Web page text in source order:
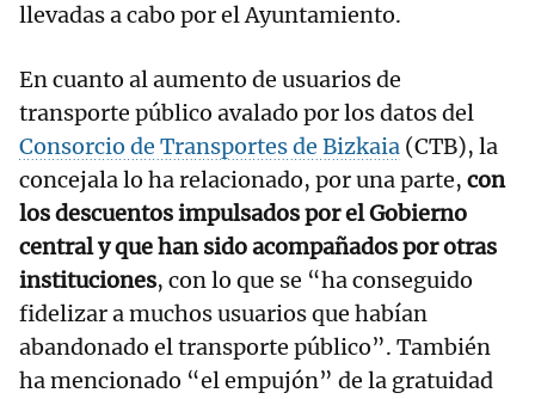
llevadas a cabo por el Ayuntamiento.
En cuanto al aumento de usuarios de
transporte público avalado por los datos del
Consorcio de Transportes de Bizkaia (CTB), la
concejala lo ha relacionado, por una parte, con
los descuentos impulsados por el Gobierno
central y que han sido acompañados por otras
instituciones, con lo que se “ha conseguido
fidelizar a muchos usuarios que habían
abandonado el transporte público”. También
ha mencionado “el empujón” de la gratuidad